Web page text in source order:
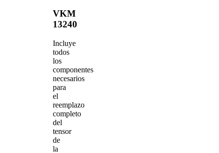
VKM
13240
Incluye
todos
los
componentes
necesarios
para
el
reemplazo
completo
del
tensor
de
la